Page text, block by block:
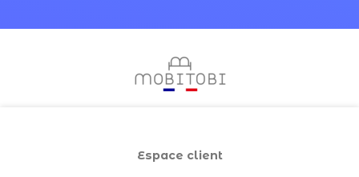
Espace client